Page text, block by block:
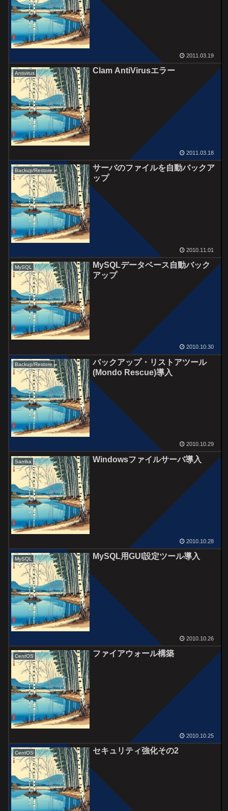
2011.03.19
Antivirus Clam AntiVirusエラー
2011.03.18
Backup/Restore
サーバのファイルを自動バックア
ップ
2010.11.01
MySQL
MySQLデータベース自動バック
アップ
2010.10.30
Backup/Restore
バックアップ・リストアツール
(Mondo Rescue)導入
2010.10.29
Samba Windowsファイルサーバ導入
2010.10.28
MySQL MySQL用GUI設定ツール導入
2010.10.26
CentOS ファイアウォール構築
2010.10.25
CentOS セキュリティ強化その2